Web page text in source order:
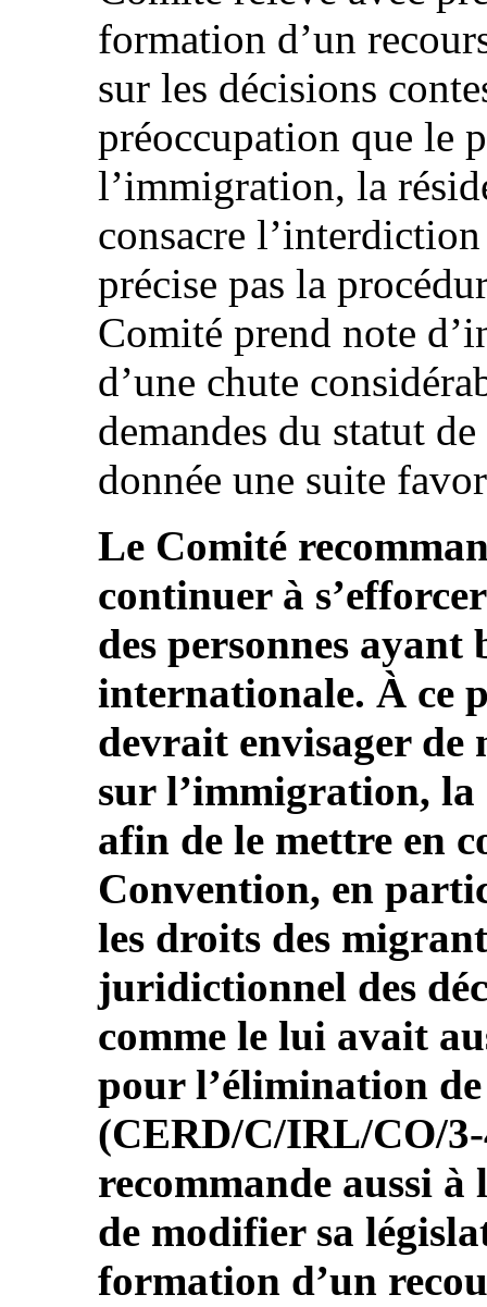
formation d’un
sur les décisions
préoccupation que le
l’immigration, la
consacre
précise pas la
Comité prend note
d’une chute
demandes du statut
donnée une suite
Le Comité
continuer à
des personnes ayant
internationale. À ce
devrait envisager
sur l’immigration, la
afin de le mettre en
Convention, en
les droits des
juridictionnel des
comme le lui avait
pour l’élimination
(CERD/C/IRL/CO/
recommande aussi à
de modifier sa
formation d’un